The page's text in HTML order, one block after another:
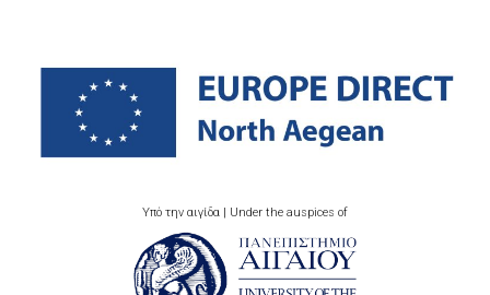
Υπό την αιγίδα | Under the auspices of